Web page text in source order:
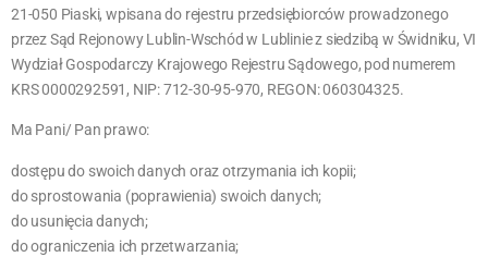
21-050 Piaski, wpisana do rejestru przedsiębiorców prowadzonego
przez Sąd Rejonowy Lublin-Wschód w Lublinie z siedzibą w Świdniku, VI
Wydział Gospodarczy Krajowego Rejestru Sądowego, pod numerem
KRS 0000292591, NIP: 712-30-95-970, REGON: 060304325.
Ma Pani/ Pan prawo:
dostępu do swoich danych oraz otrzymania ich kopii;
do sprostowania (poprawienia) swoich danych;
do usunięcia danych;
do ograniczenia ich przetwarzania;